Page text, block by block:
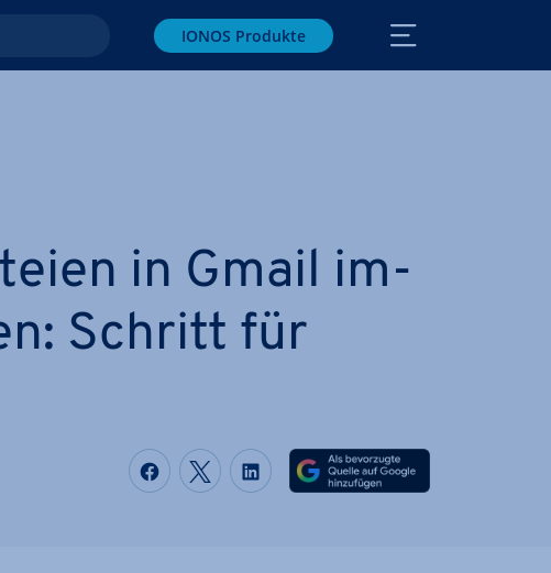
IONOS Produkte
in Gmail im­
Schritt für
Auf Facebook teilen
Auf Twitter teilen
Auf LinkedIn teilen